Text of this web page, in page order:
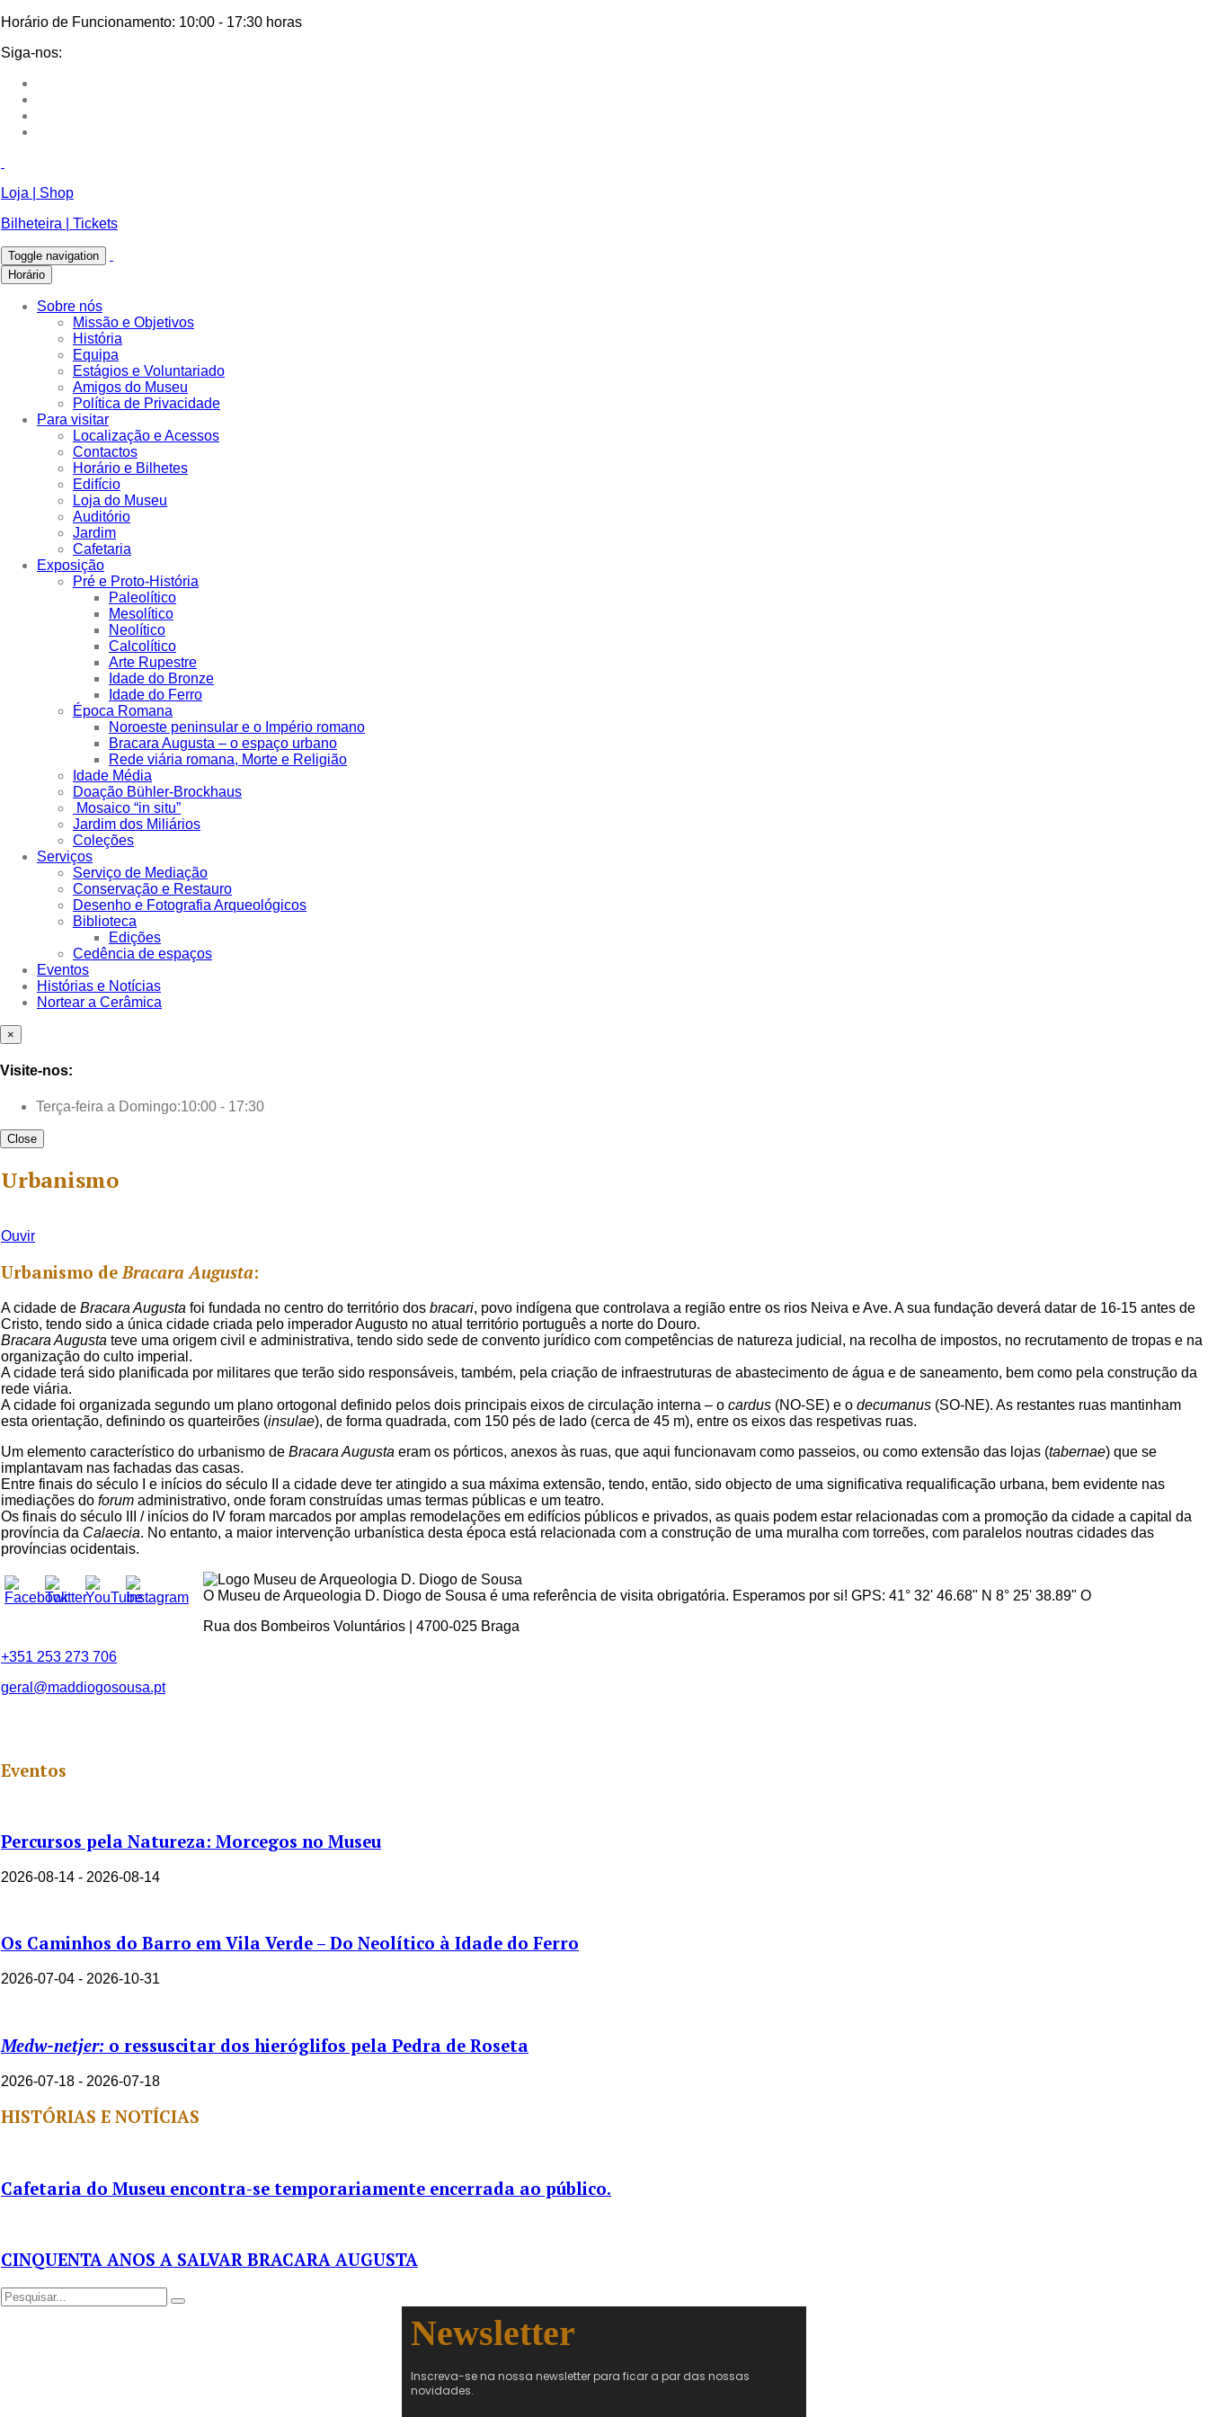
Horário de Funcionamento: 10:00 - 17:30 horas
Siga-nos:
Loja | Shop
Bilheteira | Tickets
Toggle navigation
Horário
Sobre nós
Missão e Objetivos
História
Equipa
Estágios e Voluntariado
Amigos do Museu
Política de Privacidade
Para visitar
Localização e Acessos
Contactos
Horário e Bilhetes
Edifício
Loja do Museu
Auditório
Jardim
Cafetaria
Exposição
Pré e Proto-História
Paleolítico
Mesolítico
Neolítico
Calcolítico
Arte Rupestre
Idade do Bronze
Idade do Ferro
Época Romana
Noroeste peninsular e o Império romano
Bracara Augusta – o espaço urbano
Rede viária romana, Morte e Religião
Idade Média
Doação Bühler-Brockhaus
Mosaico “in situ”
Jardim dos Miliários
Coleções
Serviços
Serviço de Mediação
Conservação e Restauro
Desenho e Fotografia Arqueológicos
Biblioteca
Edições
Cedência de espaços
Eventos
Histórias e Notícias
Nortear a Cerâmica
×
Visite-nos:
Terça-feira a Domingo:10:00 - 17:30
Close
Urbanismo
Ouvir
Urbanismo deBracara Augusta:
A cidade de Bracara Augusta foi fundada no centro do território dos bracari, povo indígena que controlava a região entre os rios Neiva e Ave. A sua fundação deverá datar de 16-15 antes de
Cristo, tendo sido a única cidade criada pelo imperador Augusto no atual território português a norte do Douro.
Bracara Augusta teve uma origem civil e administrativa, tendo sido sede de convento jurídico com competências de natureza judicial, na recolha de impostos, no recrutamento de tropas e na
organização do culto imperial.
A cidade terá sido planificada por militares que terão sido responsáveis, também, pela criação de infraestruturas de abastecimento de água e de saneamento, bem como pela construção da
rede viária.
A cidade foi organizada segundo um plano ortogonal definido pelos dois principais eixos de circulação interna – o cardus (NO-SE) e o decumanus (SO-NE). As restantes ruas mantinham
esta orientação, definindo os quarteirões (insulae), de forma quadrada, com 150 pés de lado (cerca de 45 m), entre os eixos das respetivas ruas.
Um elemento característico do urbanismo de Bracara Augusta eram os pórticos, anexos às ruas, que aqui funcionavam como passeios, ou como extensão das lojas (tabernae) que se
implantavam nas fachadas das casas.
Entre finais do século I e inícios do século II a cidade deve ter atingido a sua máxima extensão, tendo, então, sido objecto de uma significativa requalificação urbana, bem evidente nas
imediações do forum administrativo, onde foram construídas umas termas públicas e um teatro.
Os finais do século III / inícios do IV foram marcados por amplas remodelações em edifícios públicos e privados, as quais podem estar relacionadas com a promoção da cidade a capital da
província da Calaecia. No entanto, a maior intervenção urbanística desta época está relacionada com a construção de uma muralha com torreões, com paralelos noutras cidades das
províncias ocidentais.
Set Youtube Channel ID
O Museu de Arqueologia D. Diogo de Sousa é uma referência de visita obrigatória. Esperamos por si! GPS: 41° 32' 46.68" N 8° 25' 38.89" O
Rua dos Bombeiros Voluntários | 4700-025 Braga
+351 253 273 706
geral@maddiogosousa.pt
Eventos
Percursos pela Natureza: Morcegos no Museu
2026-08-14 - 2026-08-14
Os Caminhos do Barro em Vila Verde – Do Neolítico à Idade do Ferro
2026-07-04 - 2026-10-31
Medw-netjer: o ressuscitar dos hieróglifos pela Pedra de Roseta
2026-07-18 - 2026-07-18
HISTÓRIAS E NOTÍCIAS
Cafetaria do Museu encontra-se temporariamente encerrada ao público.
CINQUENTA ANOS A SALVAR BRACARA AUGUSTA